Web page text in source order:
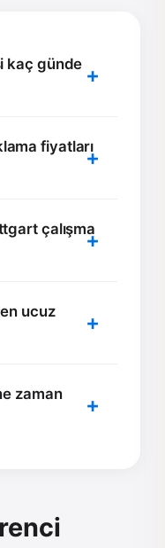
kaç günde
fiyatları
çalışma
ucuz
zaman